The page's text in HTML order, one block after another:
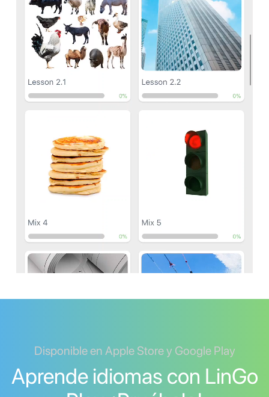
Disponible en Apple Store y Google Play
Aprende idiomas con LinGo